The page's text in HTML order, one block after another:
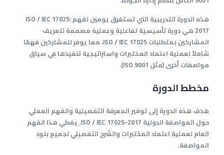
هذه الدورة التدريبية التي تستغرق يومين لفهم ISO / IEC 17025:
2017 هي دورة تأسيسية تفاعلية وعملية مصممة لتعريف
المشاركين بمتطلبات ISO / IEC 17025، مما يوفر للمشاركين فهمًا
شاملاً لعملية اعتماد المختبرات واستراتيجية تنفيذها في سياق
مواصفات أخرى (مثل ISO 9001).
مخطط الدورة
هدف هذه الدورة إلى توفير المعرفة التفصيلية والفهم العملي
حول المواصفة الدولية ISO / IEC 17025-2017. يغطي هذا الفهم
العام لعملية اعتماد المختبرات والشرح التفصيلي لجميع بنود
المواصفة.